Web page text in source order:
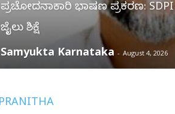
ಪ್ರಚೋದನಾಕಾರಿ ಭಾಷಣ ಪ್ರಕರಣ:
ಜೈಲು ಶಿಕ್ಷೆ
Samyukta Karnataka - August 4, 2026